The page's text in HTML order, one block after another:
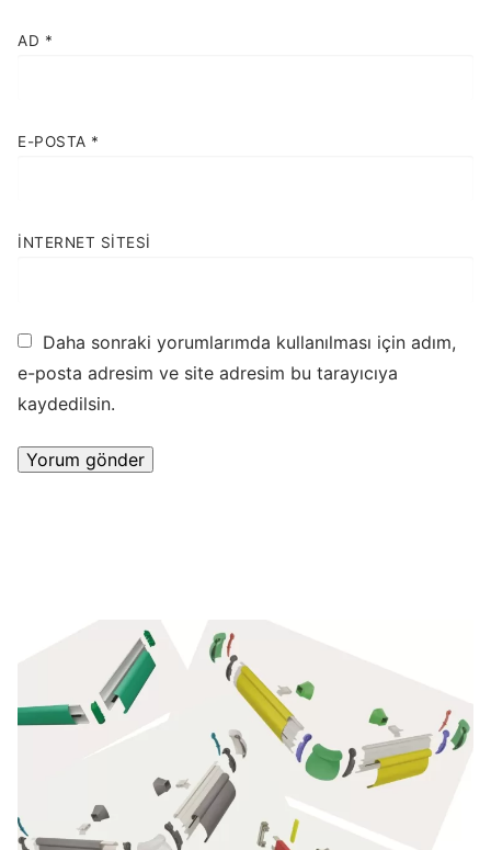
AD *
E-POSTA *
İNTERNET SITESI
Daha sonraki yorumlarımda kullanılması için adım,
e-posta adresim ve site adresim bu tarayıcıya
kaydedilsin.